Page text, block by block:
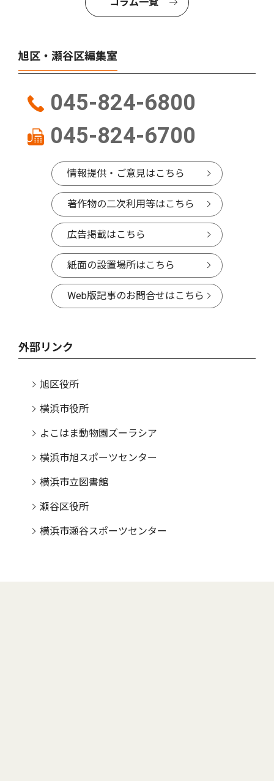
旭区・瀬谷区編集室
045-824-6800
045-824-6700
情報提供・ご意見はこちら
著作物の二次利用等はこちら
広告掲載はこちら
紙面の設置場所はこちら
Web版記事のお問合せはこちら
外部リンク
旭区役所
横浜市役所
よこはま動物園ズーラシア
横浜市旭スポーツセンター
横浜市立図書館
瀬谷区役所
横浜市瀬谷スポーツセンター